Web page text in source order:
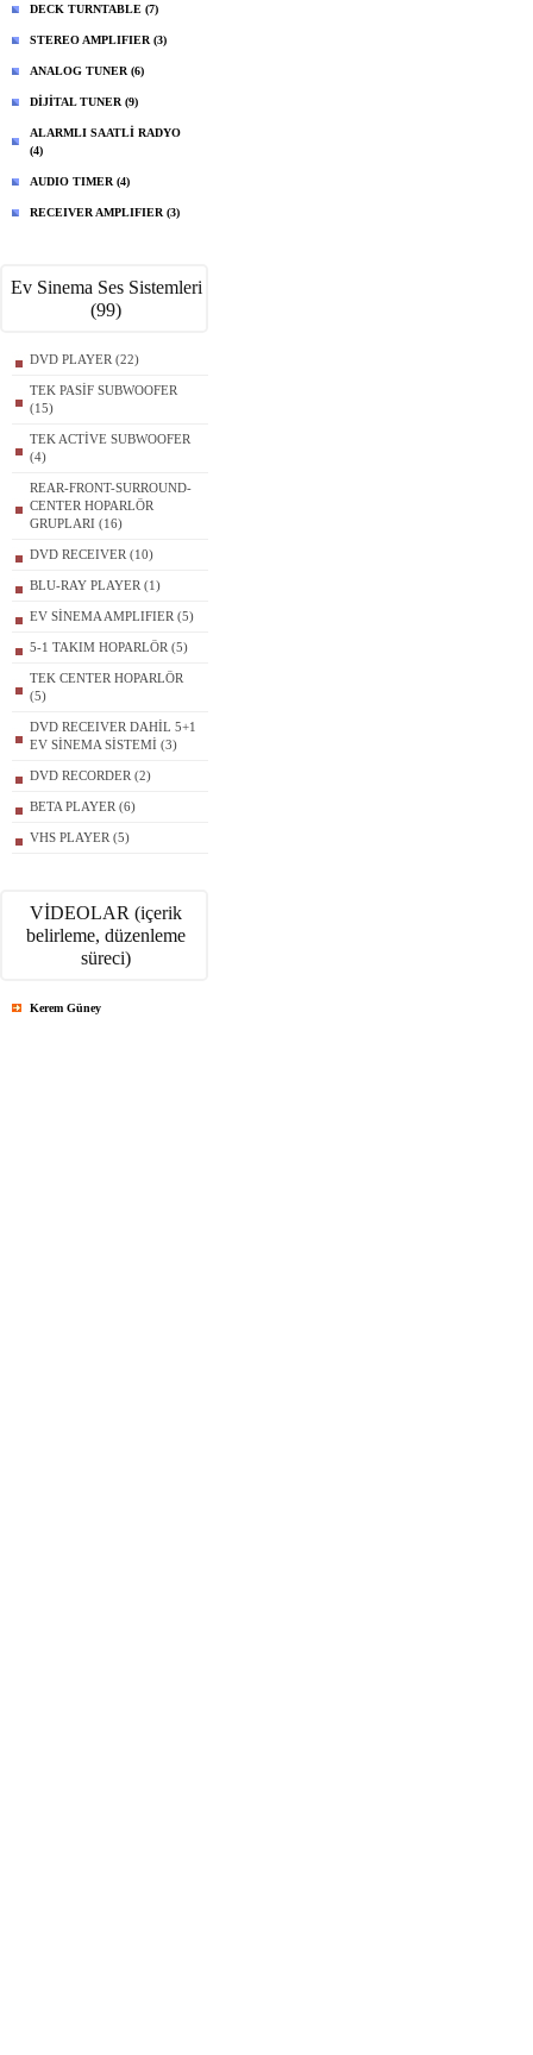
DECK TURNTABLE (7)
STEREO AMPLIFIER (3)
ANALOG TUNER (6)
DİJİTAL TUNER (9)
ALARMLI SAATLİ RADYO
(4)
AUDIO TIMER (4)
RECEIVER AMPLIFIER (3)
Ev Sinema Ses Sistemleri
(99)
DVD PLAYER (22)
TEK PASİF SUBWOOFER
(15)
TEK ACTİVE SUBWOOFER
(4)
REAR-FRONT-SURROUND-
CENTER HOPARLÖR
GRUPLARI (16)
DVD RECEIVER (10)
BLU-RAY PLAYER (1)
EV SİNEMA AMPLIFIER (5)
5-1 TAKIM HOPARLÖR (5)
TEK CENTER HOPARLÖR
(5)
DVD RECEIVER DAHİL 5+1
EV SİNEMA SİSTEMİ (3)
DVD RECORDER (2)
BETA PLAYER (6)
VHS PLAYER (5)
VİDEOLAR (içerik
belirleme, düzenleme
süreci)
Kerem Güney